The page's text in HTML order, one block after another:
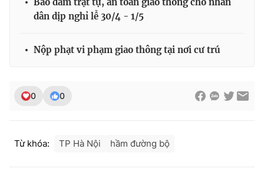
Ðiện thoại Thời báo VTV: 024.66 897 897
toasoan@vtv.vn
dân dịp nghỉ lễ 30/4 - 1/5
Nộp phạt vi phạm giao thông tại nơi cư trú
0 0
Từ khóa: TP Hà Nội hầm đường bộ